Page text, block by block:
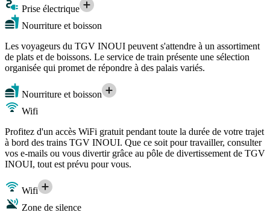
Prise électrique
Nourriture et boisson
Les voyageurs du TGV INOUI peuvent s'attendre à un assortiment
de plats et de boissons. Le service de train présente une sélection
organisée qui promet de répondre à des palais variés.
Nourriture et boisson
Wifi
Profitez d'un accès WiFi gratuit pendant toute la durée de votre trajet
à bord des trains TGV INOUI. Que ce soit pour travailler, consulter
vos e-mails ou vous divertir grâce au pôle de divertissement de TGV
INOUI, tout est prévu pour vous.
Wifi
Zone de silence